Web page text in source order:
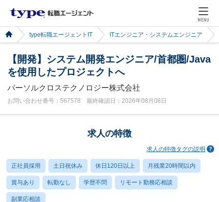
MENU
type転職エージェントIT ITエンジニア・システムエンジニア
【開発】システム開発エンジニア/首都圏/Java
を使用したプロジェクトへ
パーソルクロステクノロジー株式会社
お問い合わせ番号：567578 最終確認日：2026年08月08日
求人の特徴
求人の特徴タグの説明
正社員採用 土日祝休み 休日120日以上 月残業20時間以内
賞与あり 転勤なし 学歴不問 リモート勤務応相談
副業応相談